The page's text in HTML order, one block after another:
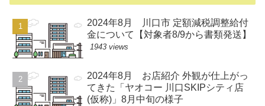
2024年8月 川口市 定額減税調整給付
金について【対象者8/9から書類発送】
1943 views
2024年8月 お店紹介 外観が仕上がっ
てきた「ヤオコー 川口SKIPシティ店
(仮称)」8月中旬の様子